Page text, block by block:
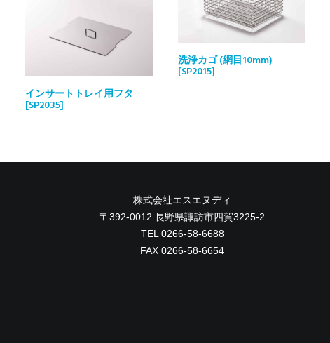
洗浄カゴ (網目10mm)
[SP2015]
インサートトレイ用フタ
[SP2035]
株式会社エスエヌディ
〒392-0012 長野県諏訪市四賀3225-2
TEL 0266-58-6688
FAX 0266-58-6654